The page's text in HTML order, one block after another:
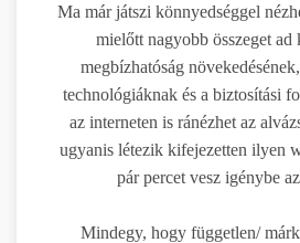
Ma már játszi könnyedséggel
mielőtt nagyobb összeget ad
megbízhatóság
technológiáknak és a biztosítási
az interneten is ránézhet az
ugyanis létezik kifejezetten ilyen
pár percet vesz igénybe
Mindegy, hogy független/